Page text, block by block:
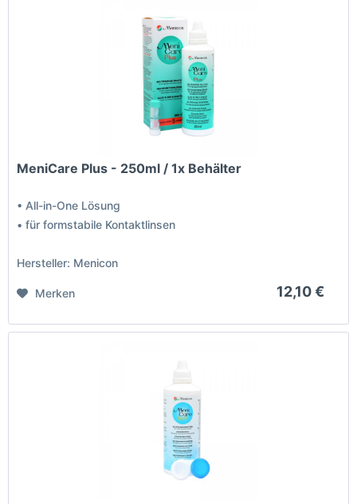
MeniCare Plus - 250ml / 1x Behälter
• All-in-One Lösung
• für formstabile Kontaktlinsen
Hersteller: Menicon
12,10 €
Merken